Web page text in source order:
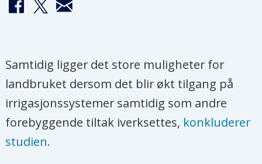
Samtidig ligger det store muligheter for
landbruket dersom det blir økt tilgang på
irrigasjonssystemer samtidig som andre
forebyggende tiltak iverksettes, konkluderer
studien.